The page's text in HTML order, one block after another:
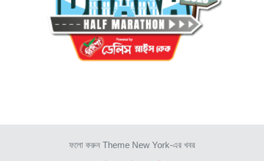
ফলো করুন Theme New York-এর খবর